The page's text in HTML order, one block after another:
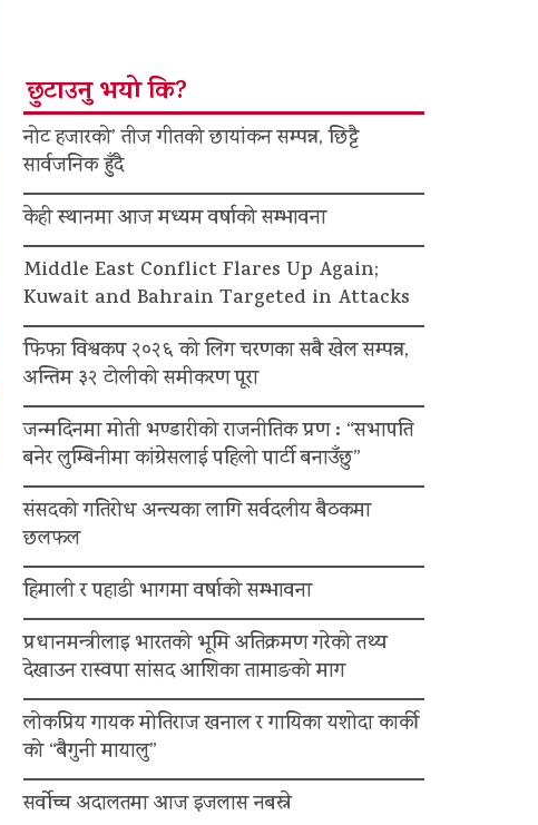
छुटाउनु भयो कि?
नोट हजारको’ तीज गीतको छायांकन सम्पन्न, छिट्टै
सार्वजनिक हुँदै
केही स्थानमा आज मध्यम वर्षाको सम्भावना
Middle East Conflict Flares Up Again;
Kuwait and Bahrain Targeted in Attacks
फिफा विश्वकप २०२६ को लिग चरणका सबै खेल सम्पन्न,
अन्तिम ३२ टोलीको समीकरण पूरा
जन्मदिनमा मोती भण्डारीको राजनीतिक प्रण : “सभापति
बनेर लुम्बिनीमा कांग्रेसलाई पहिलो पार्टी बनाउँछु”
संसदको गतिरोध अन्त्यका लागि सर्वदलीय बैठकमा
छलफल
हिमाली र पहाडी भागमा वर्षाको सम्भावना
प्रधानमन्त्रीलाइ भारतको भूमि अतिक्रमण गरेको तथ्य
देखाउन रास्वपा सांसद आशिका तामाङको माग
लोकप्रिय गायक मोतिराज खनाल र गायिका यशोदा कार्की
को “बैगुनी मायालु”
सर्वोच्च अदालतमा आज इजलास नबस्ने